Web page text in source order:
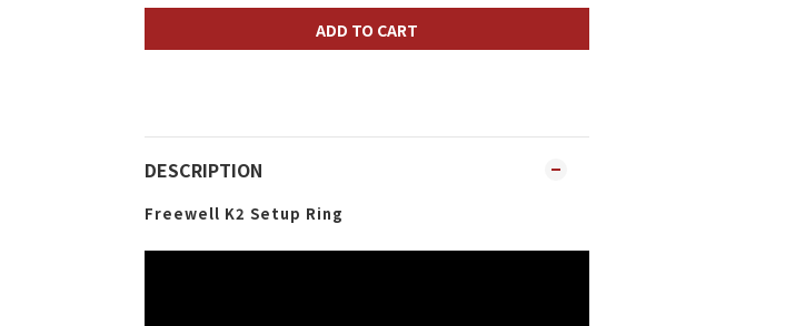
ADD TO CART
DESCRIPTION
Freewell K2 Setup Ring